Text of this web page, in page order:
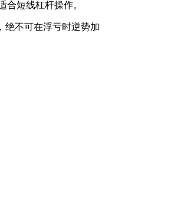
短线杠杆操作。
绝不可在浮亏时逆势加